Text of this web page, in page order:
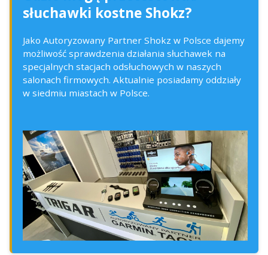
słuchawki kostne Shokz?
Jako Autoryzowany Partner Shokz w Polsce dajemy
możliwość sprawdzenia działania słuchawek na
specjalnych stacjach odsłuchowych w naszych
salonach firmowych. Aktualnie posiadamy oddziały
w siedmiu miastach w Polsce.